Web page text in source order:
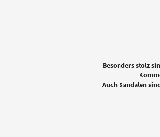
Besonders stolz
Auch Sandalen